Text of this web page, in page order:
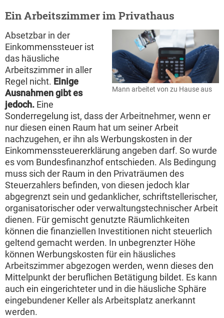
Ein Arbeitszimmer im Privathaus
Mann arbeitet von zu Hause aus
Absetzbar in der
Einkommenssteuer ist
das häusliche
Arbeitszimmer in aller
Regel nicht. Einige
Ausnahmen gibt es
jedoch. Eine
Sonderregelung ist, dass der Arbeitnehmer, wenn er
nur diesen einen Raum hat um seiner Arbeit
nachzugehen, er ihn als Werbungskosten in der
Einkommenssteuererklärung angeben darf. So wurde
es vom Bundesfinanzhof entschieden. Als Bedingung
muss sich der Raum in den Privaträumen des
Steuerzahlers befinden, von diesen jedoch klar
abgegrenzt sein und gedanklicher, schriftstellerischer,
organisatorischer oder verwaltungstechnischer Arbeit
dienen. Für gemischt genutzte Räumlichkeiten
können die finanziellen Investitionen nicht steuerlich
geltend gemacht werden. In unbegrenzter Höhe
können Werbungskosten für ein häusliches
Arbeitszimmer abgezogen werden, wenn dieses den
Mittelpunkt der beruflichen Betätigung bildet. Es kann
auch ein eingerichteter und in die häusliche Sphäre
eingebundener Keller als Arbeitsplatz anerkannt
werden.